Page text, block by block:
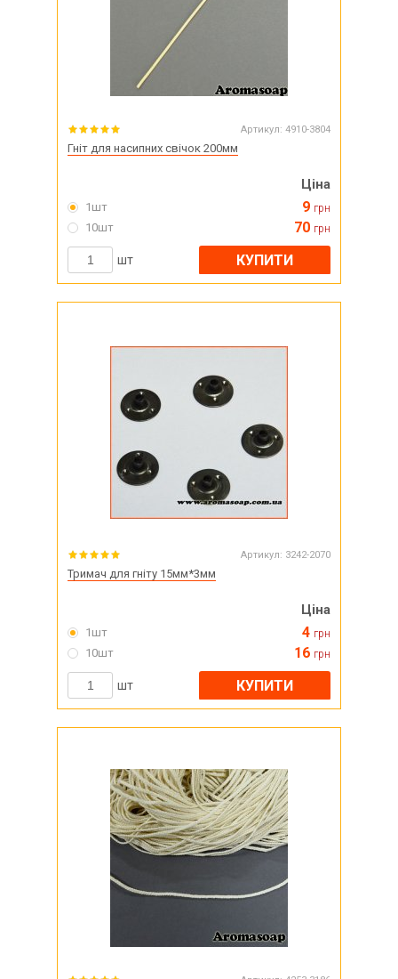
Артикул: 4910-3804
Гніт для насипних свічок 200мм
Ціна
1шт 9 грн
10шт 70 грн
шт КУПИТИ
Артикул: 3242-2070
Тримач для гніту 15мм*3мм
Ціна
1шт 4 грн
10шт 16 грн
шт КУПИТИ